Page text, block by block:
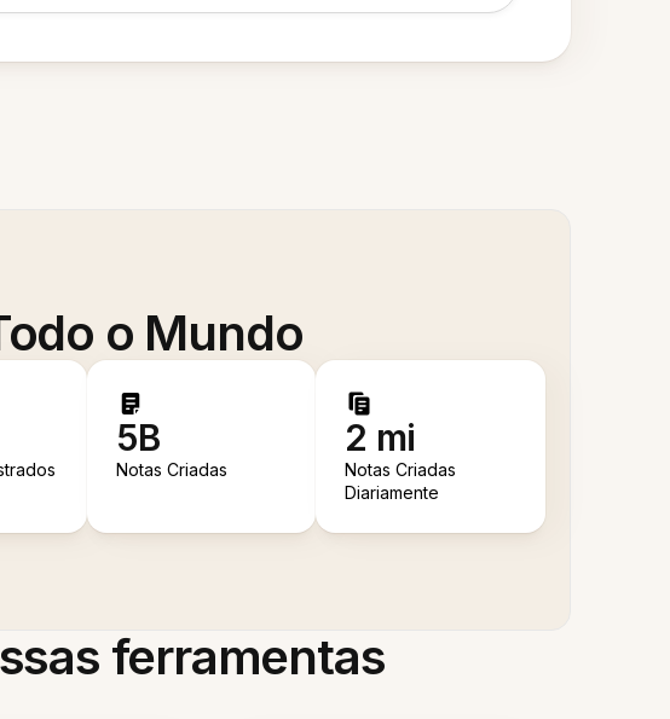
o Mundo
5B
Notas Criadas
2 mi
Notas Criadas
Diariamente
ferramentas